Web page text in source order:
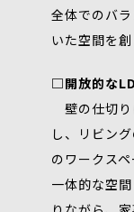
全体でのバ
いた空間を創
□開放的な
壁の仕切り
し、リビン
のワークス
一体的な空